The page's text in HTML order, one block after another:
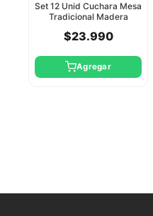
Set 12 Unid Cuchara Mesa
Tradicional Madera
$23.990
Agregar